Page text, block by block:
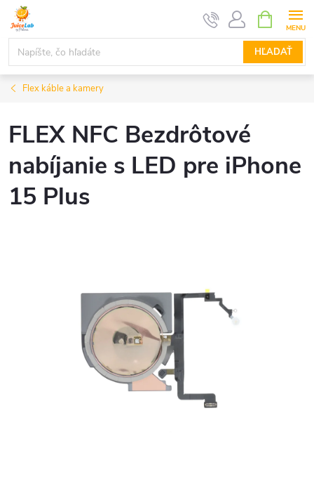
Prejsť
obsah
HĽADAŤ
KOŠÍK
Flex káble a kamery
FLEX NFC Bezdrôtové
nabíjanie s LED pre iPhone
15 Plus